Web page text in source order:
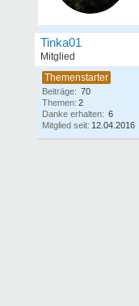
Tinka01
Mitglied
Beiträge: 70
Themen: 2
Danke erhalten: 6
Mitglied seit: 12.04.2016